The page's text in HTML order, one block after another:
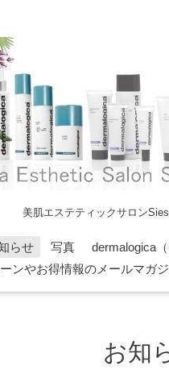
美肌エステティックサロン
らせ 写真
dermalogica
ンやお得情報のメールマガ
お知